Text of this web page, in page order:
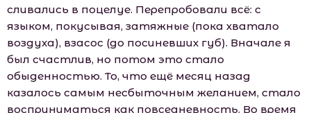
сливались в поцелуе. Перепробовали всё: с
языком, покусывая, затяжные (пока хватало
воздуха), взасос (до посиневших губ). Вначале я
был счастлив, но потом это стало
обыденностью. То, что ещё месяц назад
казалось самым несбыточным желанием, стало
восприниматься как повседневность. Во время